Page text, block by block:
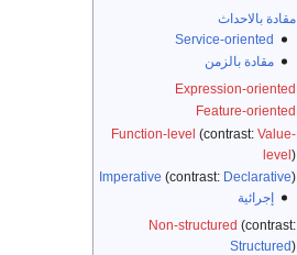
مقادة بالاحداث
Service-oriented
مقادة بالزمن
Expression-oriented
Feature-oriented
Function-level (contrast: Value-
level)
Imperative (contrast: Declarative)
إجرائية
Non-structured (contrast:
Structured)